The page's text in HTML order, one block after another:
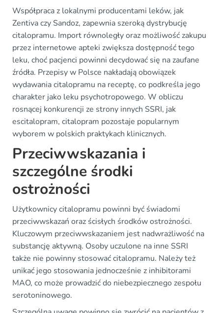
Współpraca z lokalnymi producentami leków, jak
Zentiva czy Sandoz, zapewnia szeroką dystrybucję
citalopramu. Import równoległy oraz możliwość zakupu
przez internetowe apteki zwiększa dostępność tego
leku, choć pacjenci powinni decydować się na zaufane
źródła. Przepisy w Polsce nakładają obowiązek
wydawania citalopramu na receptę, co podkreśla jego
charakter jako leku psychotropowego. W obliczu
rosnącej konkurencji ze strony innych SSRI, jak
escitalopram, citalopram pozostaje popularnym
wyborem w polskich praktykach klinicznych.
Przeciwwskazania i
szczególne środki
ostrożności
Użytkownicy citalopramu powinni być świadomi
przeciwwskazań oraz ścisłych środków ostrożności.
Kluczowym przeciwwskazaniem jest nadwrażliwość na
substancję aktywną. Osoby uczulone na inne SSRI
także nie powinny stosować citalopramu. Należy też
unikać jego stosowania jednocześnie z inhibitorami
MAO, co może prowadzić do niebezpiecznego zespołu
serotoninowego.